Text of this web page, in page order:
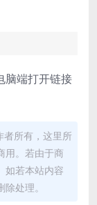
脑端打开链接
者所有，这里所
用。若由于商
如若本站内容
处理。